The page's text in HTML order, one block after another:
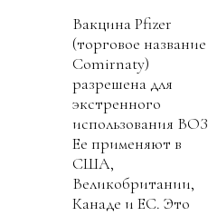
Вакцина Pfizer
(торговое название
Comirnaty)
разрешена для
экстренного
использования
Ее применяют в
США,
Великобритании,
Канаде и ЕС. Это